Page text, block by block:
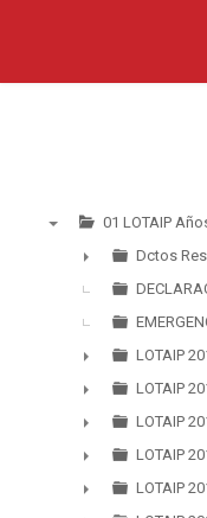
01 LOTAIP
►
Dctos
►
LOTAIP
►
LOTAIP
►
LOTAIP
►
LOTAIP
LOTAIP